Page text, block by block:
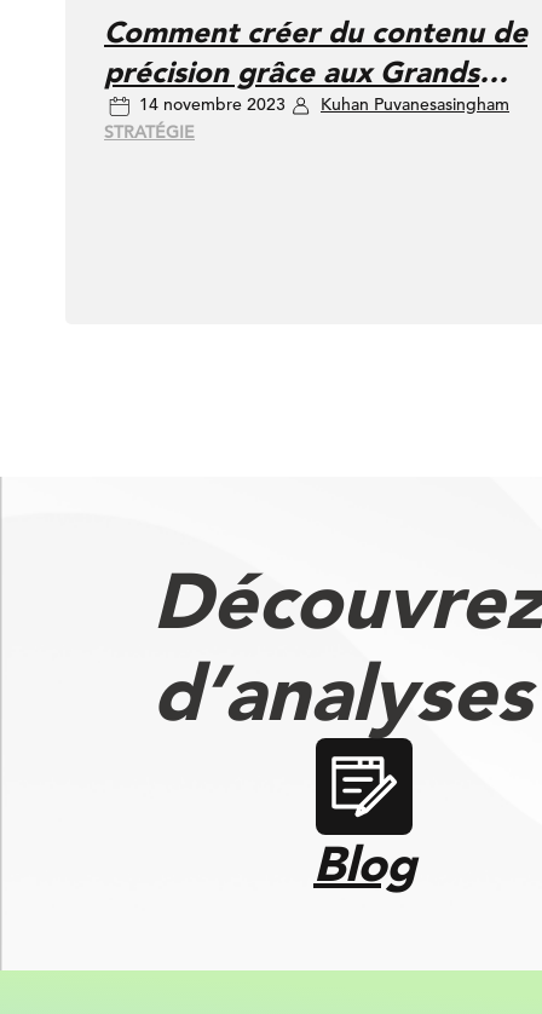
Comment créer du contenu de
précision grâce aux Grands
Modèles Linguistiques (Large
Language Models, LLM)
14 novembre 2023
Kuhan Puvanesasingham
STRATÉGIE
Blog